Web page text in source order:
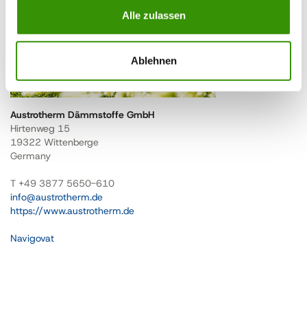
Alle zulassen
Ablehnen
Austrotherm Dämmstoffe GmbH
Hirtenweg 15
19322 Wittenberge
Germany
T +49 3877 5650-610
info@austrotherm.de
https://www.austrotherm.de
Navigovat